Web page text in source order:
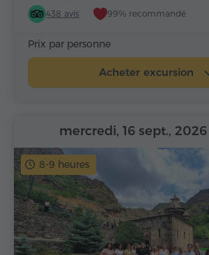
438 avis 99% recommandé
Prix par personne
Acheter excursion
8-9 heures
mercredi, 16 sept., 2026